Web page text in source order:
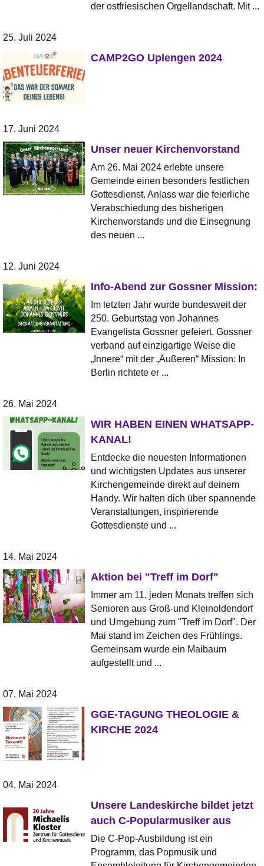
der ostfriesischen Orgellandschaft. Mit ...
25. Juli 2024
CAMP2GO Uplengen 2024
17. Juni 2024
Unser neuer Kirchenvorstand
Am 26. Mai 2024 erlebte unsere
Gemeinde einen besonders festlichen
Gottesdienst. Anlass war die feierliche
Verabschiedung des bisherigen
Kirchenvorstands und die Einsegnung
des neuen ...
12. Juni 2024
Info-Abend zur Gossner Mission:
Im letzten Jahr wurde bundesweit der
250. Geburtstag von Johannes
Evangelista Gossner gefeiert. Gossner
verband auf einzigartige Weise die
„Innere“ mit der „Äußeren“ Mission: In
Berlin richtete er ...
26. Mai 2024
WIR HABEN EINEN WHATSAPP-
KANAL!
Entdecke die neuesten Informationen
und wichtigsten Updates aus unserer
Kirchengemeinde direkt auf deinem
Handy. Wir halten dich über spannende
Veranstaltungen, inspirierende
Gottesdienste und ...
14. Mai 2024
Aktion bei "Treff im Dorf"
Immer am 11. jeden Monats treffen sich
Senioren aus Groß-und Kleinoldendorf
und Umgebung zum "Treff im Dorf". Der
Mai stand im Zeichen des Frühlings.
Gemeinsam wurde ein Maibaum
aufgestellt und ...
07. Mai 2024
GGE-TAGUNG THEOLOGIE &
KIRCHE 2024
04. Mai 2024
Unsere Landeskirche bildet jetzt
auch C-Popularmusiker aus
Die C-Pop-Ausbildung ist ein
Programm, das Popmusik und